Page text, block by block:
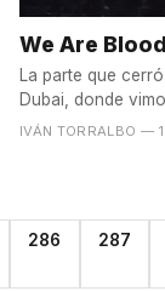
We Are
La parte que
Dubai, donde
IVÁN TORRALBO —
286 287